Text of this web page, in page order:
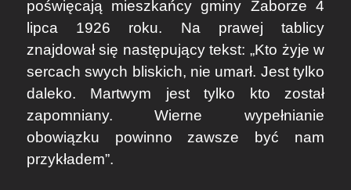
poświęcają mieszkańcy gminy Zaborze 4
lipca 1926 roku. Na prawej tablicy
znajdował się następujący tekst: „Kto żyje w
sercach swych bliskich, nie umarł. Jest tylko
daleko. Martwym jest tylko kto został
zapomniany. Wierne wypełnianie
obowiązku powinno zawsze być nam
przykładem”.